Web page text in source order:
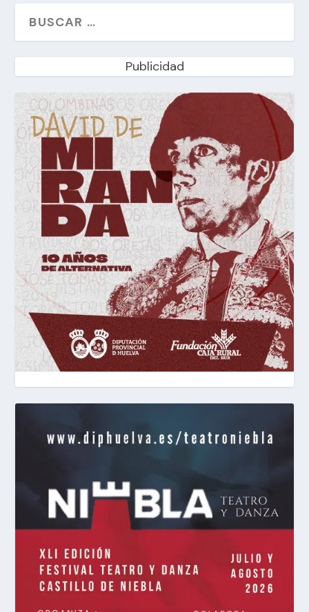
Publicidad